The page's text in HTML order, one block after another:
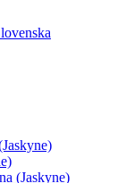
(Jaskyne)